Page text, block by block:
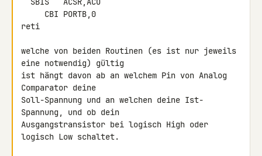
reti
welche von beiden Routinen (es ist nur jeweils
eine notwendig) gültig
ist hängt davon ab an welchem Pin von Analog
Comparator deine
Soll-Spannung und an welchen deine Ist-
Spannung, und ob dein
Ausgangstransistor bei logisch High oder
logisch Low schaltet.